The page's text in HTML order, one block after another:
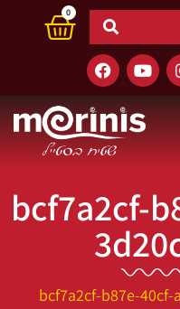
0
bcf7a2cf-
bcf7a2cf-b87e-40cf-